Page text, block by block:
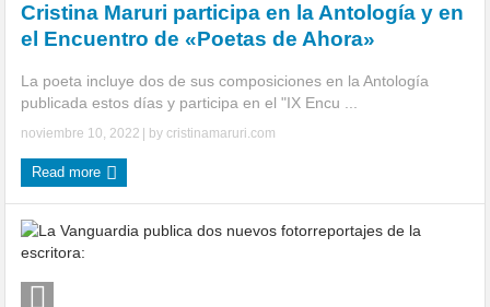
Cristina Maruri participa en la Antología y en
el Encuentro de «Poetas de Ahora»
La poeta incluye dos de sus composiciones en la Antología
publicada estos días y participa en el "IX Encu ...
noviembre 10, 2022 | bycristinamaruri.com
Read more